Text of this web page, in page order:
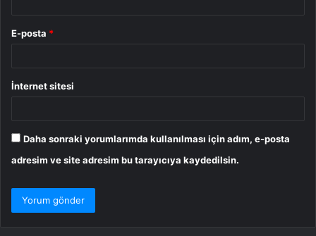
E-posta *
İnternet sitesi
Daha sonraki yorumlarımda kullanılması için adım, e-posta
adresim ve site adresim bu tarayıcıya kaydedilsin.